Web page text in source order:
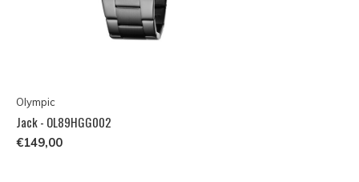
Olympic
Jack - OL89HGG002
€149,00